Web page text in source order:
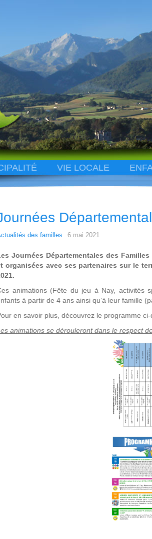
VIE LOCALE
des familles 6 mai 2021
Journées Départementales des
organisées avec ses partenaires sur le
animations (Fête du jeu à Nay, activités
à partir de 4 ans ainsi qu’à leur famille
en savoir plus, découvrez le programme
animations se dérouleront dans le respect